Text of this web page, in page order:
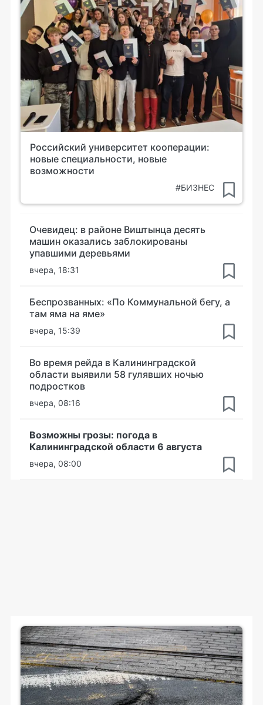
Российский университет кооперации:
новые специальности, новые
возможности
#БИЗНЕС
Очевидец: в районе Виштынца десять
машин оказались заблокированы
упавшими деревьями
вчера, 18:31
Беспрозванных: «По Коммунальной бегу, а
там яма на яме»
вчера, 15:39
Во время рейда в Калининградской
области выявили 58 гулявших ночью
подростков
вчера, 08:16
Возможны грозы: погода в
Калининградской области 6 августа
вчера, 08:00